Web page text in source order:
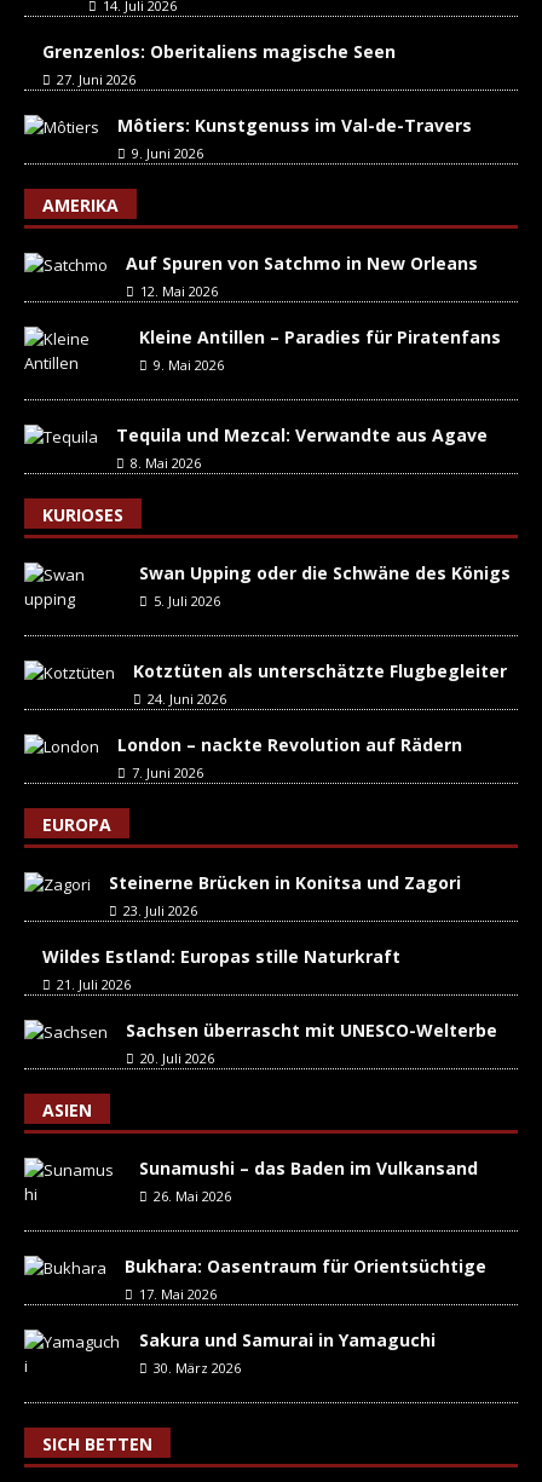
14. Juli 2026
Grenzenlos: Oberitaliens magische Seen
27. Juni 2026
Môtiers: Kunstgenuss im Val-de-Travers
9. Juni 2026
AMERIKA
Auf Spuren von Satchmo in New Orleans
12. Mai 2026
Kleine Antillen – Paradies für Piratenfans
9. Mai 2026
Tequila und Mezcal: Verwandte aus Agave
8. Mai 2026
KURIOSES
Swan Upping oder die Schwäne des Königs
5. Juli 2026
Kotztüten als unterschätzte Flugbegleiter
24. Juni 2026
London – nackte Revolution auf Rädern
7. Juni 2026
EUROPA
Steinerne Brücken in Konitsa und Zagori
23. Juli 2026
Wildes Estland: Europas stille Naturkraft
21. Juli 2026
Sachsen überrascht mit UNESCO-Welterbe
20. Juli 2026
ASIEN
Sunamushi – das Baden im Vulkansand
26. Mai 2026
Bukhara: Oasentraum für Orientsüchtige
17. Mai 2026
Sakura und Samurai in Yamaguchi
30. März 2026
SICH BETTEN